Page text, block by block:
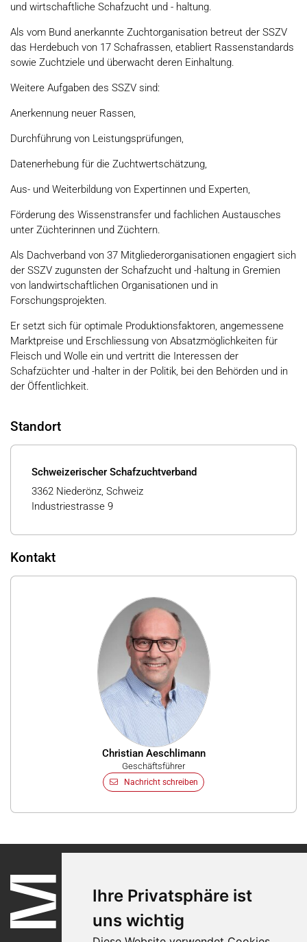
Ihre Privatsphäre ist
uns wichtig
und wirtschaftliche Schafzucht und - haltung.
Als vom Bund anerkannte Zuchtorganisation betreut der SSZV
das Herdebuch von 17 Schafrassen, etabliert Rassenstandards
sowie Zuchtziele und überwacht deren Einhaltung.
Weitere Aufgaben des SSZV sind:
Anerkennung neuer Rassen,
Durchführung von Leistungsprüfungen,
Datenerhebung für die Zuchtwertschätzung,
Aus- und Weiterbildung von Expertinnen und Experten,
Förderung des Wissenstransfer und fachlichen Austausches
unter Züchterinnen und Züchtern.
Als Dachverband von 37 Mitgliederorganisationen engagiert sich
der SSZV zugunsten der Schafzucht und -haltung in Gremien
von landwirtschaftlichen Organisationen und in
Forschungsprojekten.
Er setzt sich für optimale Produktionsfaktoren, angemessene
Marktpreise und Erschliessung von Absatzmöglichkeiten für
Fleisch und Wolle ein und vertritt die Interessen der
Schafzüchter und -halter in der Politik, bei den Behörden und in
der Öffentlichkeit.
Standort
Schweizerischer Schafzuchtverband
3362 Niederönz, Schweiz
Industriestrasse 9
Kontakt
Christian Aeschlimann
Geschäftsführer
Nachricht schreiben